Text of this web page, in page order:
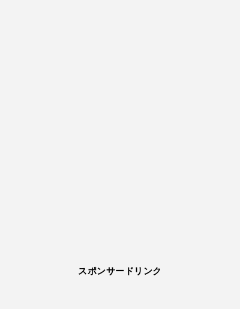
スポンサードリンク